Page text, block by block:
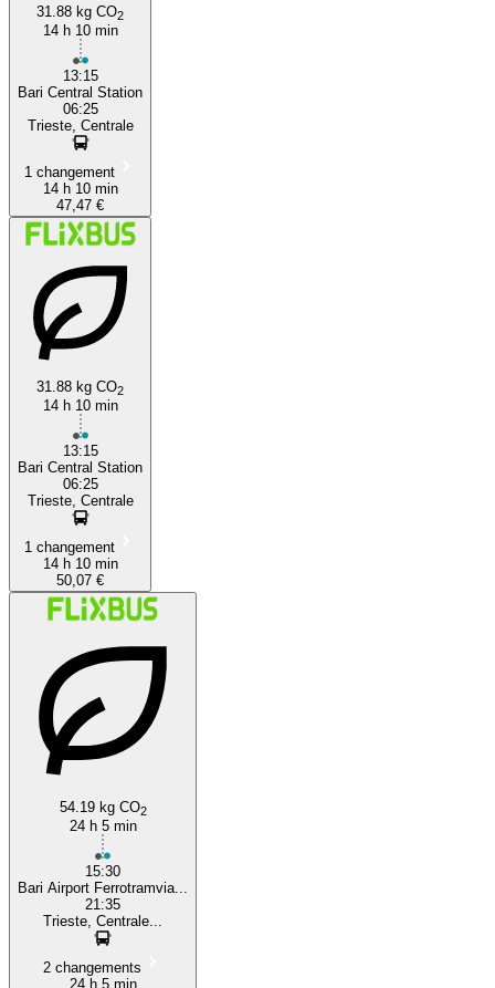
31.88 kg CO2
14 h 10 min
13:15
Bari Central Station
06:25
Trieste, Centrale
1 changement
14 h 10 min
47,47 €
31.88 kg CO2
14 h 10 min
13:15
Bari Central Station
06:25
Trieste, Centrale
1 changement
14 h 10 min
50,07 €
54.19 kg CO2
24 h 5 min
15:30
Bari Airport Ferrotramvia...
21:35
Trieste, Centrale...
2 changements
24 h 5 min